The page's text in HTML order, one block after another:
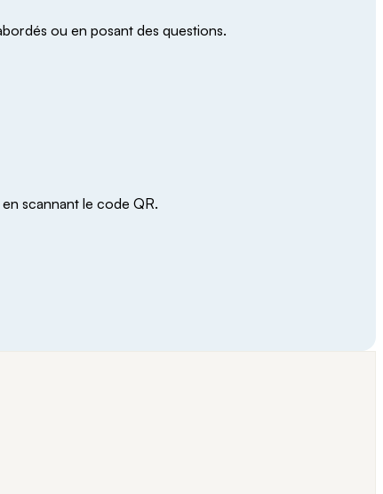
ou en posant des questions.
scannant le code QR.